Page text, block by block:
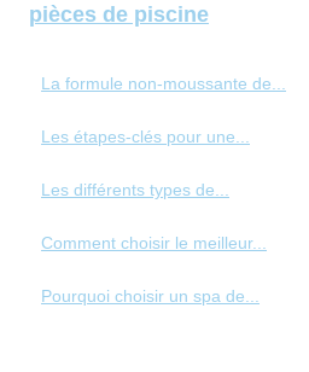
pièces de piscine
La formule non-moussante de...
Les étapes-clés pour une...
Les différents types de...
Comment choisir le meilleur...
Pourquoi choisir un spa de...